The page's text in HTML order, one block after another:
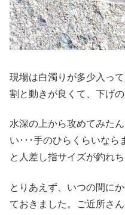
現場は白濁りが多少入っ
割と動きが良くて、下げ
水深の上から攻めてみた
い･･･手のひらくらいなら
と人差し指サイズが釣れち
とりあえず、いつの間に
ておきました。ご近所さん